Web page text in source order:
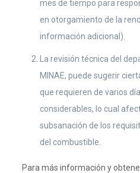
mes de tiempo para
en otorgamiento de la
información adicional).
La revisión técnica del
MINAE, puede sugerir
que requieren de varios
considerables, lo cual
subsanación de los
del combustible.
Para más información y